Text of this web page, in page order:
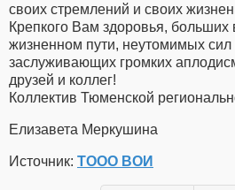
своих стремлений и своих
Крепкого Вам здоровья, больших
жизненном пути, неутомимых
заслуживающих громких
друзей и коллег!
Коллектив Тюменской
Елизавета Меркушина
Источник: ТООО ВОИ